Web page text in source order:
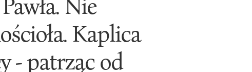
Kaplica
- patrząc od